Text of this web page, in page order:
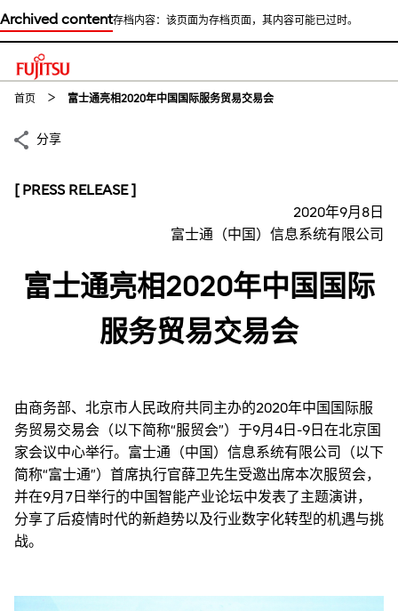
Archived content存档内容：该页面为存档页面，其内容可能已过时。
This is a skip link click here to skip to main contents
首页 富士通亮相2020年中国国际服务贸易交易会
分享
[ PRESS RELEASE ]
2020年9月8日
富士通（中国）信息系统有限公司
富士通亮相2020年中国国际
服务贸易交易会
由商务部、北京市人民政府共同主办的2020年中国国际服
务贸易交易会（以下简称“服贸会”）于9月4日-9日在北京国
家会议中心举行。富士通（中国）信息系统有限公司（以下
简称“富士通”）首席执行官薛卫先生受邀出席本次服贸会，
并在9月7日举行的中国智能产业论坛中发表了主题演讲，
分享了后疫情时代的新趋势以及行业数字化转型的机遇与挑
战。